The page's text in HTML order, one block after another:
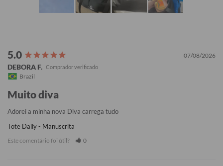
07/08/2026
DEBORA F.
Brazil
Muito diva
Adorei a minha nova Diva carrega tudo
Tote Daily - Manuscrita
Este comentário foi útil? 0